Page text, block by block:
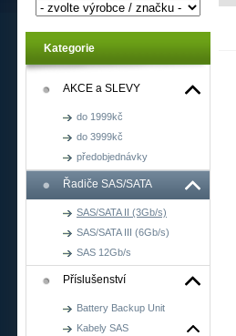
Kategorie
AKCE a SLEVY
do 1999kč
do 3999kč
předobjednávky
Řadiče SAS/SATA
SAS/SATA II (3Gb/s)
SAS/SATA III (6Gb/s)
SAS 12Gb/s
Příslušenství
Battery Backup Unit
Kabely SAS